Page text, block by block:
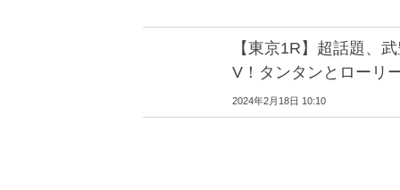
【東京1R】超話題、
V！タンタンとローリ
2024年2月18日 10:10